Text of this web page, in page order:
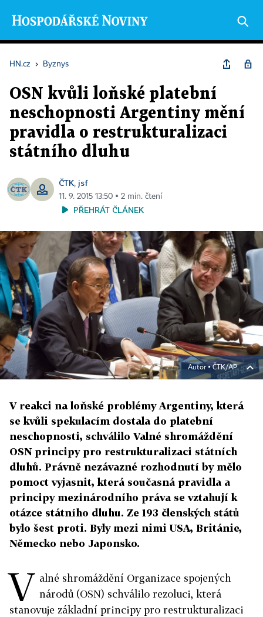
HN.cz › Byznys
OSN kvůli loňské platební
neschopnosti Argentiny mění
pravidla o restrukturalizaci
státního dluhu
ČTK, jsf
11. 9. 2015 13:50 ▪ 2 min. čtení
PŘEHRÁT ČLÁNEK
Autor ▪ČTK/AP
V reakci na loňské problémy Argentiny, která
se kvůli spekulacím dostala do platební
neschopnosti, schválilo Valné shromáždění
OSN principy pro restrukturalizaci státních
dluhů. Právně nezávazné rozhodnutí by mělo
pomoct vyjasnit, která současná pravidla a
principy mezinárodního práva se vztahují k
otázce státního dluhu. Ze 193 členských států
bylo šest proti. Byly mezi nimi USA, Británie,
Německo nebo Japonsko.
V alné shromáždění Organizace spojených
národů (OSN) schválilo rezoluci, která
stanovuje základní principy pro restrukturalizaci